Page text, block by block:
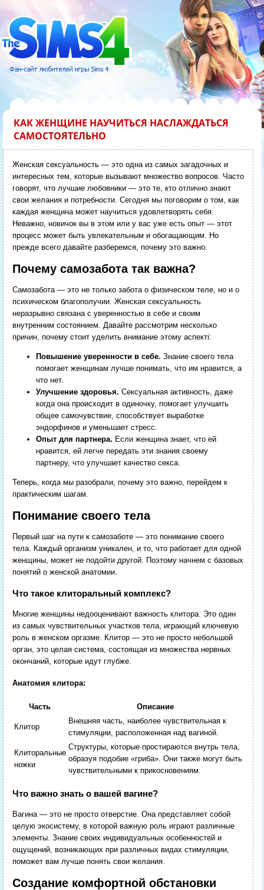
КАК ЖЕНЩИНЕ НАУЧИТЬСЯ НАСЛАЖДАТЬСЯ
САМОСТОЯТЕЛЬНО
Женская сексуальность — это одна из самых загадочных и
интересных тем, которые вызывают множество вопросов. Часто
говорят, что лучшие любовники — это те, кто отлично знают
свои желания и потребности. Сегодня мы поговорим о том, как
каждая женщина может научиться удовлетворять себя.
Неважно, новичок вы в этом или у вас уже есть опыт — этот
процесс может быть увлекательным и обогащающим. Но
прежде всего давайте разберемся, почему это важно.
Почему самозабота так важна?
Самозабота — это не только забота о физическом теле, но и о
психическом благополучии. Женская сексуальность
неразрывно связана с уверенностью в себе и своим
внутренним состоянием. Давайте рассмотрим несколько
причин, почему стоит уделить внимание этому аспекті:
Повышение уверенности в себе. Знание своего тела
помогает женщинам лучше понимать, что им нравится, а
что нет.
Улучшение здоровья. Сексуальная активность, даже
когда она происходит в одиночку, помогает улучшить
общее самочувствие, способствует выработке
эндорфинов и уменьшает стресс.
Опыт для партнера. Если женщина знает, что ей
нравится, ей легче передать эти знания своему
партнеру, что улучшает качество секса.
Теперь, когда мы разобрали, почему это важно, перейдем к
практическим шагам.
Понимание своего тела
Первый шаг на пути к самозаботе — это понимание своего
тела. Каждый организм уникален, и то, что работает для одной
женщины, может не подойти другой. Поэтому начнем с базовых
понятий о женской анатомии.
Что такое клиторальный комплекс?
Многие женщины недооценивают важность клитора. Это один
из самых чувствительных участков тела, играющий ключевую
роль в женском оргазме. Клитор — это не просто небольшой
орган, это целая система, состоящая из множества нервных
окончаний, которые идут глубже.
Анатомия клитора:
Часть Описание
Клитор
Внешняя часть, наиболее чувствительная к
стимуляции, расположенная над вагиной.
Клиторальные
ножки
Структуры, которые простираются внутрь тела,
образуя подобие «гриба». Они также могут быть
чувствительными к прикосновениям.
Что важно знать о вашей вагине?
Вагина — это не просто отверстие. Она представляет собой
целую экосистему, в которой важную роль играют различные
элементы. Знание своих индивидуальных особенностей и
ощущений, возникающих при различных видах стимуляции,
поможет вам лучше понять свои желания.
Создание комфортной обстановки